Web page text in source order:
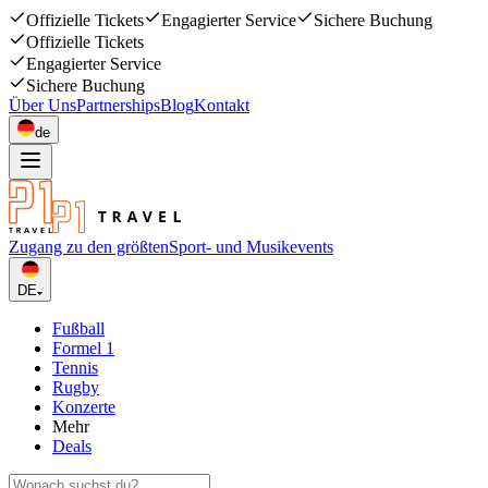
Offizielle Tickets Engagierter Service
Sichere Buchung
Offizielle Tickets
Engagierter Service
Sichere Buchung
Über UnsPartnershipsBlogKontakt
de
Zugang zu den größtenSport- und Musikevents
DE
Fußball
Formel 1
Tennis
Rugby
Konzerte
Mehr
Deals